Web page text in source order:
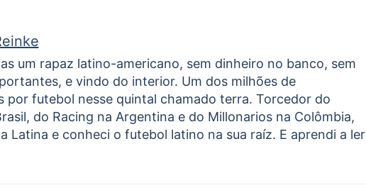
um rapaz latino-americano, sem dinheiro no banco, sem
e vindo do interior. Um dos milhões de
por futebol nesse quintal chamado terra. Torcedor do
do Racing na Argentina e do Millonarios na Colômbia,
Latina e conheci o futebol latino na sua raíz. E aprendi a ler